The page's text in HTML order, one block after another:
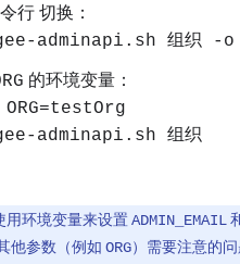
行 切换：
adminapi.sh 组织 -
的环境变量：
adminapi.sh 组织
用环境变量来设置ADMIN_EMAIL
他参数（例如 ORG）需要注意的